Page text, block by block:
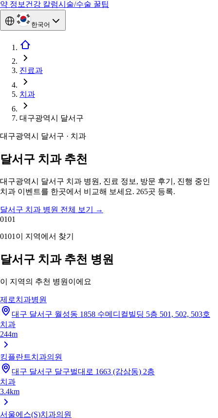
약 정보 건강 칼럼시술/수술 꿀팁
한국어
진료과
치과
대구광역시 달서구
대구광역시 달서구 · 치과
달서구 치과 추천
대구광역시 달서구 치과 병원, 진료 정보, 방문 후기, 진행 중인
치과 이벤트를 한곳에서 비교해 보세요. 265곳 등록.
달서구 치과 병원 전체 보기
→
0101
0101 이 지역에서 찾기
달서구 치과 추천 병원
이 지역의 추천 병원이에요
제로치과병원
대구 달서구 월성동 1858 수메디컬빌딩 5층 501, 502, 503호
치과
244m
킹플란트치과의원
대구 달서구 달구벌대로 1663 (감삼동) 2층
치과
3.4km
서울에스(S)치과의원